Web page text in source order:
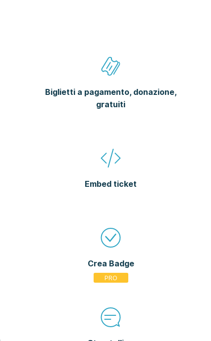
Biglietti a pagamento, donazione,
gratuiti
Embed ticket
Crea Badge